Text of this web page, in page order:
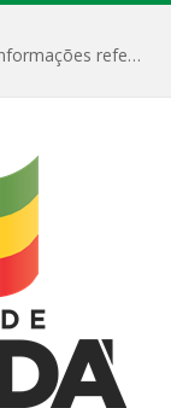
Relatórios Detalhados contendo todas as informações referentes a execução de recursos destinados ao fomento de projetos culturais no Município de Jacundá entre os anos de 2022 ao presente ano de 2026.